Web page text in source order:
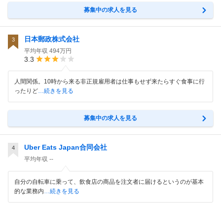
募集中の求人を見る
3 日本郵政株式会社
平均年収 494万円
3.3
人間関係。10時から来る非正規雇用者は仕事もせず来たらすぐ食事に行
ったりど…続きを見る
募集中の求人を見る
4 Uber Eats Japan合同会社
平均年収 --
自分の自転車に乗って、飲食店の商品を注文者に届けるというのが基本
的な業務内…続きを見る